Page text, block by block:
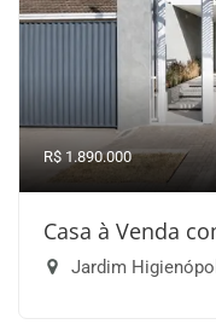
R$ 1.890.000
Casa à Venda
Jardim